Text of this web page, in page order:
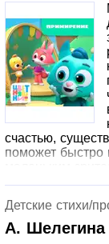
счастью,
поможет быстро
малышом разные
вспоминать их в
Детские стихи/
А. Шелегина